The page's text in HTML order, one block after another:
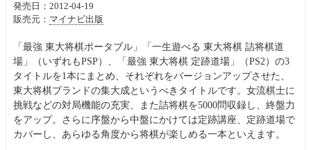
発売日：2012-04-19
販売元： マイナビ出版
「最強 東大将棋ポータブル」「一生遊べる 東大将棋 詰将棋道
場」（いずれもPSP）、「最強 東大将棋 定跡道場」（PS2）の3
タイトルを1本にまとめ、それぞれをバージョンアップさせた、
東大将棋ブランドの集大成というべきタイトルです。女流棋士に
挑戦などの対局機能の充実、また詰将棋を5000問収録し、終盤力
をアップ。さらに序盤から中盤にかけては定跡講座、定跡道場で
カバーし、あらゆる角度から将棋が楽しめる一本といえます。